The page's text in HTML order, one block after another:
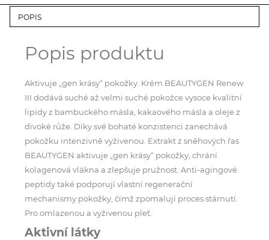
POPIS
Popis produktu
Aktivuje „gen krásy“ pokožky. Krém BEAUTYGEN Renew
III dodává suché až velmi suché pokožce vysoce kvalitní
lipidy z bambuckého másla, kakaového másla a oleje z
divoké růže. Díky své bohaté konzistenci zanechává
pokožku intenzivně vyživenou. Extrakt z sněhových řas
BEAUTYGEN aktivuje „gen krásy“ pokožky, chrání
kolagenová vlákna a zlepšuje pružnost. Anti-agingové
peptidy také podporují vlastní regenerační
mechanismy pokožky, čímž zpomalují proces stárnutí.
Pro omlazenou a vyživenou pleť.
Aktivní látky